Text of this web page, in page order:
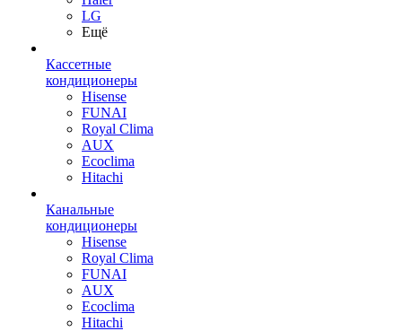
LG
Ещё
Кассетные
кондиционеры
Hisense
FUNAI
Royal Clima
AUX
Ecoclima
Hitachi
Канальные
кондиционеры
Hisense
Royal Clima
FUNAI
AUX
Ecoclima
Hitachi